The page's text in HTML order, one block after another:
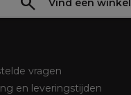
Vind een winkel
vragen
en leveringstijden